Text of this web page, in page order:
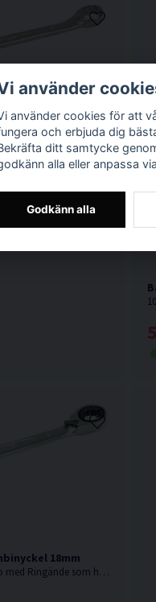
15mm
U-Ringnyckel från Bahco med Ringände som har 15° vinkel som ger plats för knogarna.
18mm
Spärrkombinyckel från Bahco med Ringände som har 15° vinkel som ger plats för knogarna.
använder
använder cookies för att
och erbjuda dig
ditt samtycke
alla eller anpassa
Godkänn alla